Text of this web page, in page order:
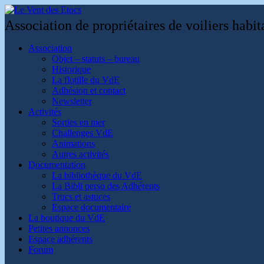
Association de propriétaires de voiliers
Association
Objet – statuts – bureau
Historique
La flotille du VdE
Adhésion et contact
Newsletter
Activités
Sorties en mer
Challenges VdE
Animations
Autres activités
Documentation
La bibliothèque du VdE
La Bibli perso des Adhérents
Trucs et astuces
Espace documentaire
La boutique du VdE
Petites annonces
Espace adhérents
Forum